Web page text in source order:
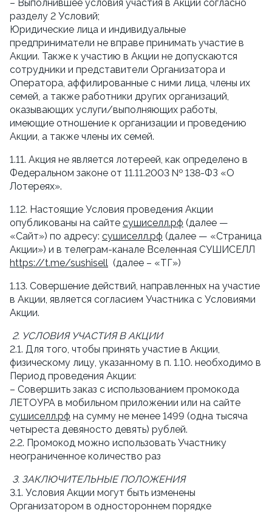
– Выполнившее условия участия в Акции согласно
разделу 2 Условий;
Юридические лица и индивидуальные
предприниматели не вправе принимать участие в
Акции. Также к участию в Акции не допускаются
сотрудники и представители Организатора и
Оператора, аффилированные с ними лица, члены их
семей, а также работники других организаций,
оказывающих услуги/выполняющих работы,
имеющие отношение к организации и проведению
Акции, а также члены их семей.
1.11. Акция не является лотереей, как определено в
Федеральном законе от 11.11.2003 № 138-ФЗ «О
Лотереях».
1.12. Настоящие Условия проведения Акции
опубликованы на сайте сушиселл.рф (далее —
«Сайт») по адресу: сушиселл.рф (далее — «Страница
https://t.me/sushisell (далее – «ТГ»)
1.13. Совершение действий, направленных на участие
в Акции, является согласием Участника с Условиями
Акции.
2. УСЛОВИЯ УЧАСТИЯ В АКЦИИ
2.1. Для того, чтобы принять участие в Акции,
физическому лицу, указанному в п. 1.10. необходимо в
Период проведения Акции:
– Совершить заказ с использованием промокода
сушиселл.рф на сумму не менее 1499 (одна тысяча
четыреста девяносто девять) рублей.
2.2. Промокод можно использовать Участнику
неограниченное количество раз
3. ЗАКЛЮЧИТЕЛЬНЫЕ ПОЛОЖЕНИЯ
3.1. Условия Акции могут быть изменены
Организатором в одностороннем порядке